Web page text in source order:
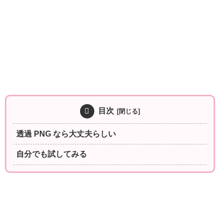
目次
透過 PNG なら大丈夫らしい
自分でも試してみる